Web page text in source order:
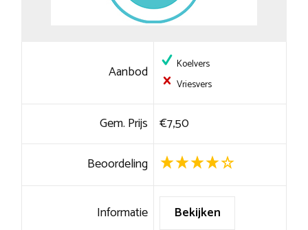
Aanbod
Koelvers
Vriesvers
Gem. Prijs €7,50
Beoordeling
Informatie Bekijken